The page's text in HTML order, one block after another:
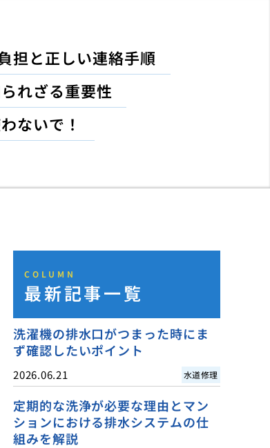
担と正しい連絡手順
れざる重要性
ないで！
COLUMN
最新記事一覧
洗濯機の排水口がつまった時にま
ず確認したいポイント
2026.06.21 水道修理
定期的な洗浄が必要な理由とマン
ションにおける排水システムの仕
組みを解説